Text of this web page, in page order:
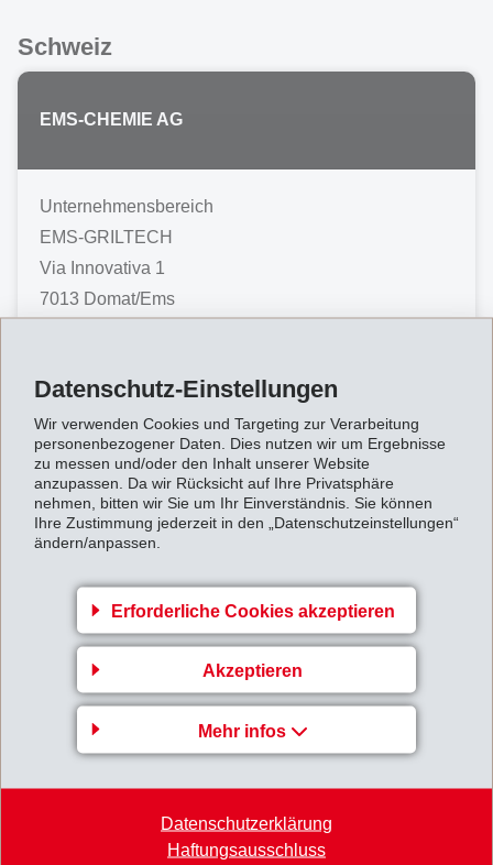
Datenschutz-Einstellungen
Wir verwenden Cookies und Targeting zur Verarbeitung
personenbezogener Daten. Dies nutzen wir um Ergebnisse
zu messen und/oder den Inhalt unserer Website
anzupassen. Da wir Rücksicht auf Ihre Privatsphäre
nehmen, bitten wir Sie um Ihr Einverständnis. Sie können
Ihre Zustimmung jederzeit in den „Datenschutzeinstellungen“
ändern/anpassen.
Erforderliche Cookies akzeptieren
Akzeptieren
Mehr infos
Datenschutzerklärung
Haftungsausschluss
Schweiz
EMS-CHEMIE AG
Unternehmensbereich
EMS-GRILTECH
Via Innovativa 1
7013 Domat/Ems
Anfahrtskarte
+41 81 632 72 02
info@emsgriltech.com
Griechenland